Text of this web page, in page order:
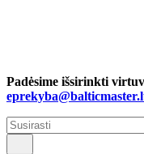
Padėsime išsirinkti